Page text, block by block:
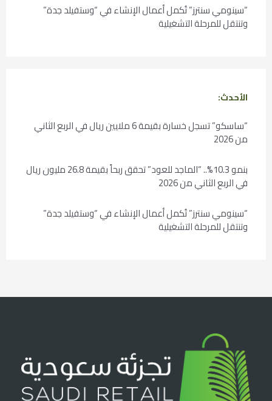
“سينومي سنترز” تُكمل أعمال الإنشاء في “وستفيلد جدة”
وتنتقل للمرحلة التشغيلية
الأحدث:
“ساسكو” تسجل خسارة بقيمة 6 ملايين ريال في الربع الثاني
من 2026
بنمو 10.3%.. “الماجد للعود” تحقق ربحاً بقيمة 26.8 مليون ريال
في الربع الثاني من 2026
“سينومي سنترز” تُكمل أعمال الإنشاء في “وستفيلد جدة”
وتنتقل للمرحلة التشغيلية